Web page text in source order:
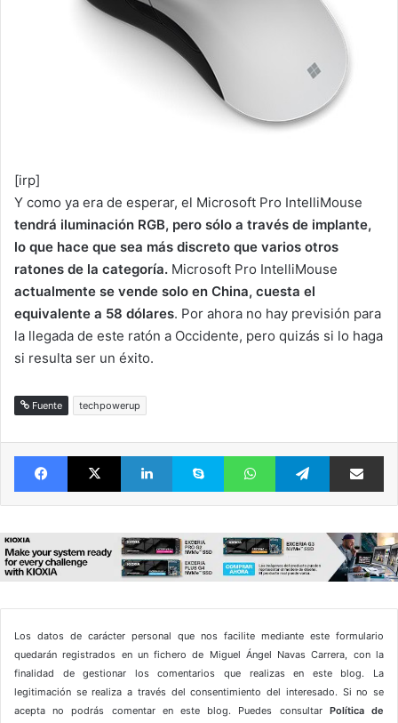
[irp]
Y como ya era de esperar, el Microsoft Pro IntelliMouse
tendrá iluminación RGB, pero sólo a través de implante,
lo que hace que sea más discreto que varios otros
ratones de la categoría. Microsoft Pro IntelliMouse
actualmente se vende solo en China, cuesta el
equivalente a 58 dólares. Por ahora no hay previsión para
la llegada de este ratón a Occidente, pero quizás si lo haga
si resulta ser un éxito.
Fuente techpowerup
FacebookX LinkedIn Skype WhatsAppTelegram
Los datos de carácter personal que nos facilite mediante este formulario
quedarán registrados en un fichero de Miguel Ángel Navas Carrera, con la
finalidad de gestionar los comentarios que realizas en este blog. La
legitimación se realiza a través del consentimiento del interesado. Si no se
acepta no podrás comentar en este blog. Puedes consultar Política de